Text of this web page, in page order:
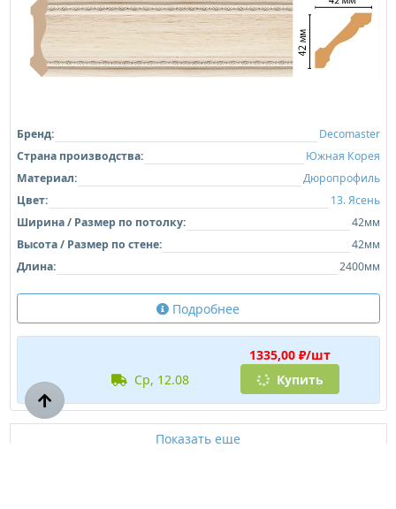
Бренд:
Decomaster
Страна производства:
Южная Корея
Материал:
Дюропрофиль
Цвет:
13. Ясень
Ширина / Размер по потолку:
42мм
Высота / Размер по стене:
42мм
Длина:
2400мм
Подробнее
1335,00 ₽/шт
ср, 12.08
Купить
Показать еще